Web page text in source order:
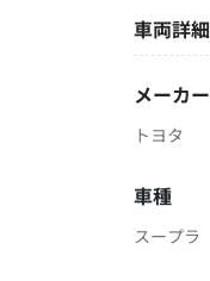
車両詳細
メーカー
トヨタ
車種
スープラ